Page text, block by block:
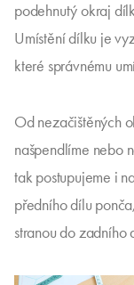
podehnutý okraj
Umístění dílku je
které správnému
Od nezačištěných
našpendlíme nebo
tak postupujeme i
předního dílu
stranou do zadního